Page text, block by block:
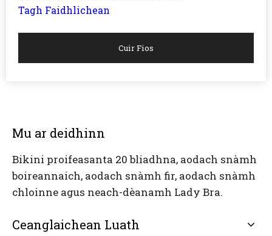
Tagh Faidhlichean
Cuir Fios
Mu ar deidhinn
Bikini proifeasanta 20 bliadhna, aodach snàmh
boireannaich, aodach snàmh fir, aodach snàmh
chloinne agus neach-dèanamh Lady Bra.
Ceanglaichean Luath